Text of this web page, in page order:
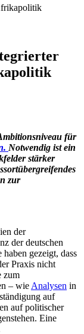
für
Notwendig ist ein
stärker
zur
der
der deutschen
gezeigt, dass
Praxis nicht
zum
– wie Analysen in
auf
auf politischer
Eine